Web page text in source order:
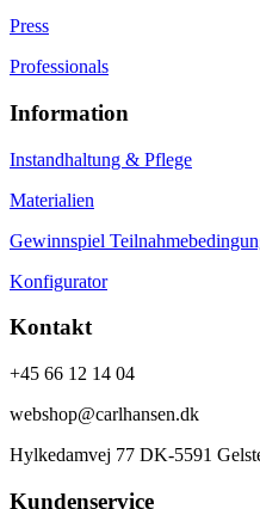
Press
Professionals
Information
Instandhaltung & Pflege
Materialien
Gewinnspiel
Konfigurator
Kontakt
+45 66 12 14 04
webshop@carlhansen.dk
Hylkedamvej 77 DK-5591
Kundenservice